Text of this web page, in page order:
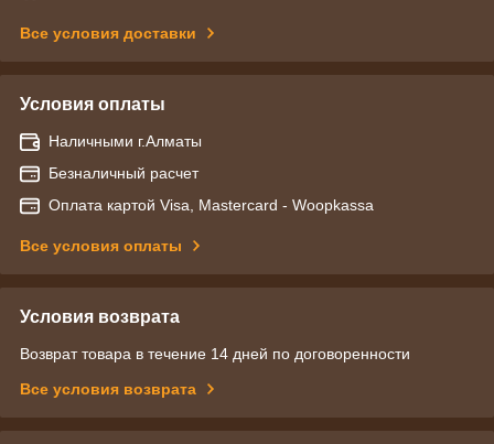
Все условия доставки
Условия оплаты
Наличными г.Алматы
Безналичный расчет
Оплата картой Visa, Mastercard - Woopkassa
Все условия оплаты
Условия возврата
Возврат товара в течение 14 дней по договоренности
Все условия возврата